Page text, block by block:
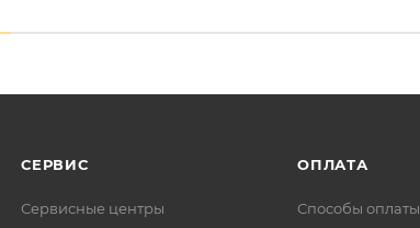
СЕРВИС
Сервисные центры
ОПЛАТА
Способы оплаты